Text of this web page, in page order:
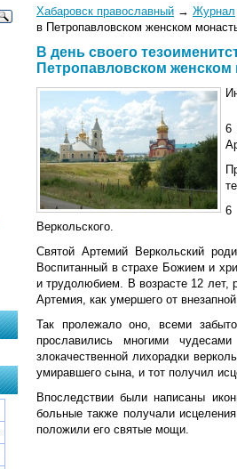
Хабаровск православный → Журнал
в Петропавловском женском
В день своего
Петропавловском
6
6
Веркольского.
Святой Артемий Веркольский
Воспитанный в страхе Божием и
и трудолюбием. В возрасте 12 лет,
Артемия, как умершего от
Так пролежало оно, всеми
прославились многими
злокачественной лихорадки
умиравшего сына, и тот получил
Впоследствии были написаны
больные также получали
положили его святые мощи.